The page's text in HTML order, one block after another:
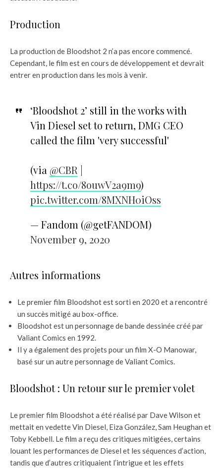
Production
La production de Bloodshot 2 n’a pas encore commencé.
Cependant, le film est en cours de développement et devrait
entrer en production dans les mois à venir.
‘Bloodshot 2’ still in the works with
Vin Diesel set to return, DMG CEO
called the film 'very successful'
(via @CBR |
https://t.co/8ouwV2a9m9)
pic.twitter.com/8MXNH0iOss
— Fandom (@getFANDOM)
November 9, 2020
Autres informations
Le premier film Bloodshot est sorti en 2020 et a rencontré
un succès mitigé au box-office.
Bloodshot est un personnage de bande dessinée créé par
Valiant Comics en 1992.
Il y a également des projets pour un film X-O Manowar,
basé sur un autre personnage de Valiant Comics.
Bloodshot : Un retour sur le premier volet
Le premier film Bloodshot a été réalisé par Dave Wilson et
mettait en vedette Vin Diesel, Eiza González, Sam Heughan et
Toby Kebbell. Le film a reçu des critiques mitigées, certains
louant les performances de Diesel et les séquences d’action,
tandis que d’autres critiquaient l’intrigue et les effets